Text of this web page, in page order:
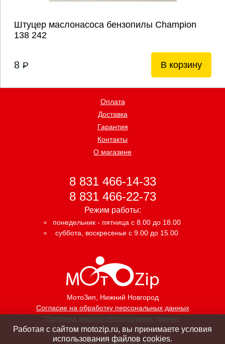
Штуцер маслонасоса бензопилы Champion
138 242
8 P В корзину
МотоЗип, Нижний Новгород
Согласие на обработку персональных данных
Политика защиты персональных данных
Оплата
Доставка
Гарантия
Контакты
О магазине
8 831 466-14-33
8 831 466-22-73
Режим работы:
понедельник - пятница с 8.00 до 18.00
суббота, воскресенье с 9.00 до 15.00
Создание интернет магазина
Работая с сайтом motozip.ru, вы принимаете условия
использования файлов cookies.